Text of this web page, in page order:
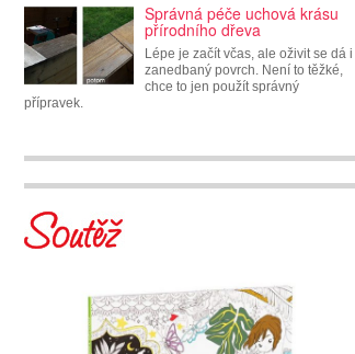
Správná péče uchová krásu
přírodního dřeva
Lépe je začít včas, ale oživit se dá i
zanedbaný povrch. Není to těžké,
chce to jen použít správný
přípravek.